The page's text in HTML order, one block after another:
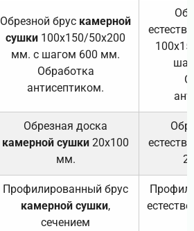
Обрезной брус камерной
сушки 100х150/50х200
мм. с шагом 600 мм.
Обработка
антисептиком.
Обрезная доска
камерной сушки 20х100
мм.
Профилированный брус
камерной сушки,
сечением